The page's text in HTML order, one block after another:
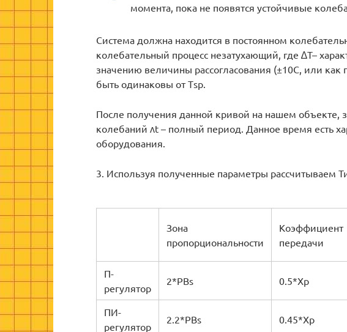
момента, пока не появятся устойчивые
Система должна находится в постоянном
колебательный процесс незатухающий, где ∆T–
значению величины рассогласования (±10С, или
быть одинаковы от Тsp.
После получения данной кривой на нашем объекте,
колебаний ʌt – полный период. Данное время есть
оборудования.
3. Используя полученные параметры рассчитываем
Зона
пропорциональности
Коэффициент
передачи
П-
регулятор
2*PBs 0.5*Xp
ПИ-
регулятор
2.2*PBs 0.45*Xp